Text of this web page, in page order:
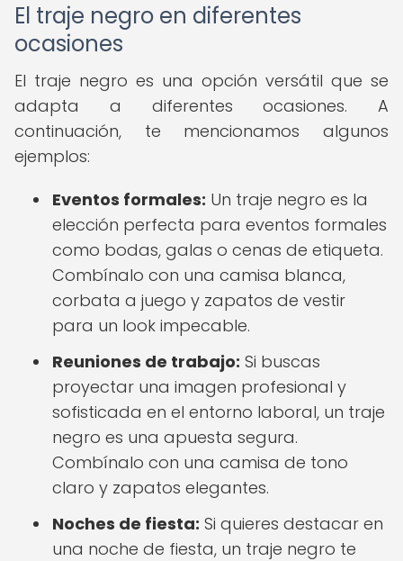
El traje negro en diferentes
ocasiones
El traje negro es una opción versátil que se
adapta a diferentes ocasiones. A
continuación, te mencionamos algunos
ejemplos:
Eventos formales: Un traje negro es la
elección perfecta para eventos formales
como bodas, galas o cenas de etiqueta.
Combínalo con una camisa blanca,
corbata a juego y zapatos de vestir
para un look impecable.
Reuniones de trabajo: Si buscas
proyectar una imagen profesional y
sofisticada en el entorno laboral, un traje
negro es una apuesta segura.
Combínalo con una camisa de tono
claro y zapatos elegantes.
Noches de fiesta: Si quieres destacar en
una noche de fiesta, un traje negro te